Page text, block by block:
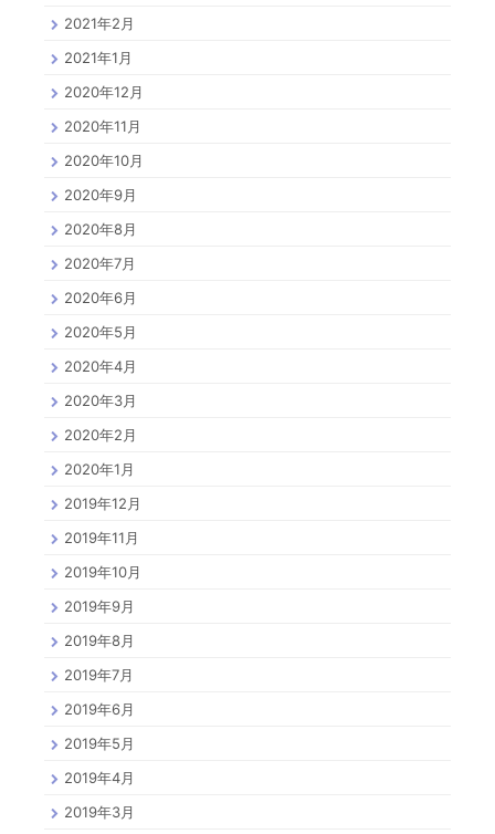
2021年2月
2021年1月
2020年12月
2020年11月
2020年10月
2020年9月
2020年8月
2020年7月
2020年6月
2020年5月
2020年4月
2020年3月
2020年2月
2020年1月
2019年12月
2019年11月
2019年10月
2019年9月
2019年8月
2019年7月
2019年6月
2019年5月
2019年4月
2019年3月